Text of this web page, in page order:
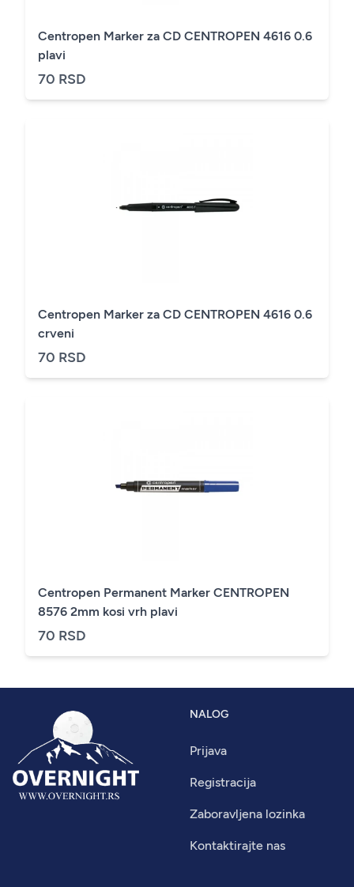
Centropen Marker za CD CENTROPEN 4616 0.6
plavi
70 RSD
Centropen Marker za CD CENTROPEN 4616 0.6
crveni
70 RSD
Centropen Permanent Marker CENTROPEN
8576 2mm kosi vrh plavi
70 RSD
NALOG
Prijava
Registracija
Zaboravljena lozinka
Kontaktirajte nas